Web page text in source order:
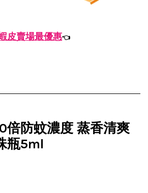
皮賣場最優惠👈
倍防蚊濃度 蒸香清爽
瓶5ml